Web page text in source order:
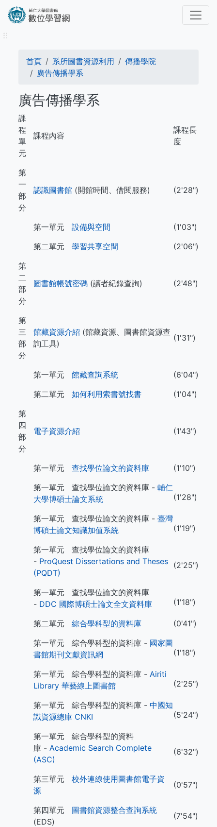
內
⠿
導
航
連
結
首頁 系所圖書資源利用
傳播學院
廣告傳播學系
廣告傳播學系
課
程
單
元
課程內容
課程長
度
第
一
部
分
認識圖書館 (開館時間、借閱服務) (2'28")
第一單元 設備與空間
(1'03")
第二單元 學習共享空間
(2'06")
第
二
部
分
圖書館帳號密碼 (讀者紀錄查詢) (2'48")
第
三
部
分
館藏資源介紹 (館藏資源、圖書館資源查
詢工具)
(1'31")
第一單元 館藏查詢系統
(6'04")
第二單元 如何利用索書號找書
(1'04")
第
四
部
分
電子資源介紹 (1'43")
第一單元 查找學位論文的資料庫
(1'10")
第一單元 查找學位論文的資料庫 - 輔仁
大學博碩士論文系統
(1'28")
第一單元 查找學位論文的資料庫 - 臺灣
博碩士論文知識加值系統
(1'19")
第一單元 查找學位論文的資料庫
- ProQuest Dissertations and Theses
(PQDT)
(2'25")
第一單元 查找學位論文的資料庫
- DDC 國際博碩士論文全文資料庫 (1'18")
第二單元 綜合學科型的資料庫
(0'41")
第一單元 綜合學科型的資料庫 - 國家圖
書館期刊文獻資訊網
(1'18")
第一單元 綜合學科型的資料庫 - Airiti
Library 華藝線上圖書館
(2'25")
第一單元 綜合學科型的資料庫 - 中國知
識資源總庫 CNKI
(5'24")
第一單元 綜合學科型的資料
庫 - Academic Search Complete
(ASC)
(6'32")
第三單元 校外連線使用圖書館電子資
源
(0'57")
第四單元 圖書館資源整合查詢系統
(EDS)
(7'54")